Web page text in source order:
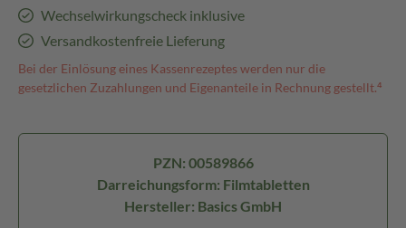
Wechselwirkungscheck inklusive
Versandkostenfreie Lieferung
Bei der Einlösung eines Kassenrezeptes werden nur die
gesetzlichen Zuzahlungen und Eigenanteile in Rechnung gestellt.⁴
PZN: 00589866
Darreichungsform: Filmtabletten
Hersteller: Basics GmbH